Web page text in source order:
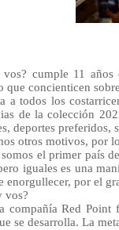
cumple 11
que concienticen
a todos los
de la colección
deportes preferidos,
otros motivos, por
el primer país
iguales es una
enorgullecer, por el
vos?
compañía Red
se desarrolla. La